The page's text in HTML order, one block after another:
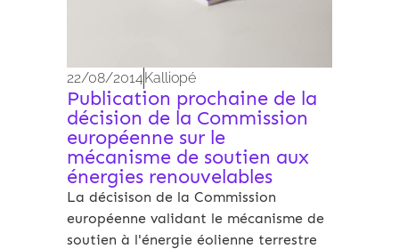
22/08/2014Kalliopé
Publication prochaine de la
décision de la Commission
européenne sur le
mécanisme de soutien aux
énergies renouvelables
La décisison de la Commission
européenne validant le mécanisme de
soutien à l'énergie éolienne terrestre